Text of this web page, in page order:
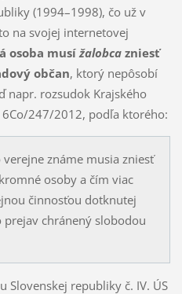
(1994–1998), čo už v
na svo­jej internetovej
osoba musí ža­lob­cazniesť
občan, ktorý ne­pôsobí
napr. rozsu­dok Krajského
247/2012, podľa ktorého:
známe musia zniesť
osoby a čím viac
činnosťou dotknutej
chránený slobodou
Slovenskej republiky č. IV. ÚS